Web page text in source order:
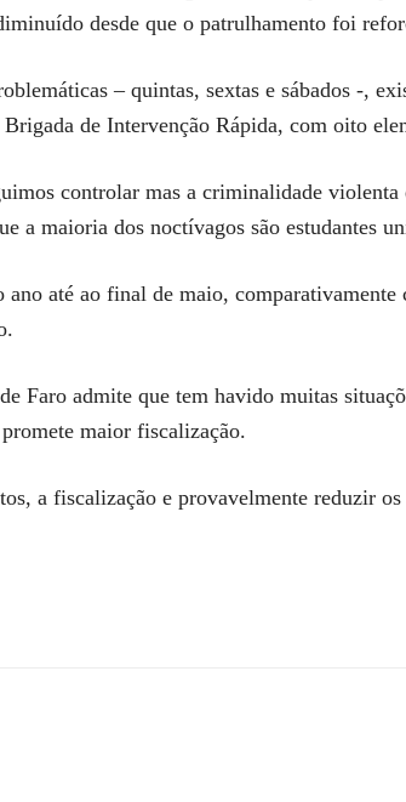
desde que o patrulhamento foi
– quintas, sextas e sábados -,
de Intervenção Rápida, com oito
controlar mas a criminalidade
a maioria dos noctívagos são estudantes
ano até ao final de maio,
Faro admite que tem havido muitas
maior fiscalização.
a fiscalização e provavelmente reduzir